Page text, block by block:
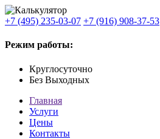
+7 (495) 235-03-07 +7 (916) 908-37-53
Режим работы:
Круглосуточно
Без Выходных
Главная
Услуги
Цены
Контакты